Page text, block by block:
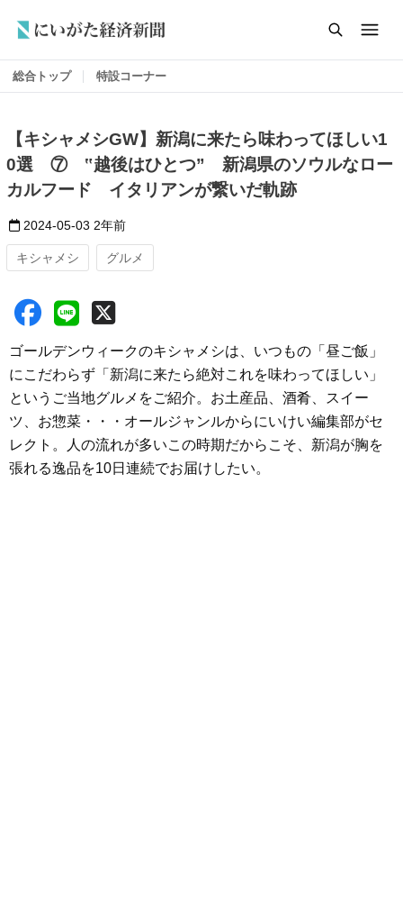
総合トップ 特設コーナー
【キシャメシGW】新潟に来たら味わってほしい1
0選 ⑦ ‟越後はひとつ” 新潟県のソウルなロー
カルフード イタリアンが繋いだ軌跡
2024-05-03 2年前
キシャメシ グルメ
ゴールデンウィークのキシャメシは、いつもの「昼ご飯」
にこだわらず「新潟に来たら絶対これを味わってほしい」
というご当地グルメをご紹介。お土産品、酒肴、スイー
ツ、お惣菜・・・オールジャンルからにいけい編集部がセ
レクト。人の流れが多いこの時期だからこそ、新潟が胸を
張れる逸品を10日連続でお届けしたい。